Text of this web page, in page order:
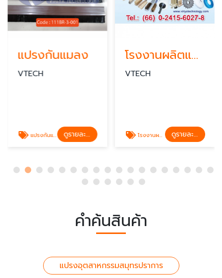
แปรงกันแมลง
VTECH
แปรงกันแมลง แปรงดักแมลง ดูรายละเอียด
โรงงานผลิตแปรงอุตสาหกรรมชลบุรี
VTECH
โรงงานผลิตแปรงอุตสาหกรรมชลบุรี ดูรายละเอียด
คำค้นสินค้า
แปรงอุตสาหกรรมสมุทรปราการ